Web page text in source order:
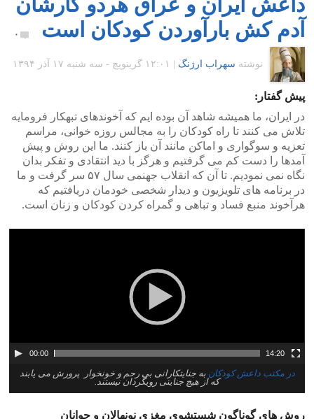
آدم کش بارآوردن کودکان است
۰
نوشته سهراب ارژنگ ۱۲:۰۱ گرينويچ - سه شنبه ۱۷ آذر ۱۳۹۴
پیش گفتار:
در ایران، ما همیشه شاهد آن بوده ایم که آخوندهای تبهکار فرومایه
تلاش می کنند تا راه کودکان را به مجالس روزه خوانی، مراسم
تعزیه و سوگواری و اماکن مانند آن باز کنند. ما این روش و پیش
آمدها را دست کم می گرفتیم و هرگز با دید انتقادی و تفکر بدان
نگاه نمی نمودیم. تا آن که انقلاب جهنمی سال ۵۷ سر گرفت و ما
در برنامه های تلویزیون و دیدار شخصی خودمان دریافتیم که
هرآخوند منبع فساد و تباهی و گمراه کردن کودکان و زنان است.
00:00 14:20
در مکتب داعش کودکان به جنایتکارانی بی رحم و خونخوار پرورش می یابند
که از هیچ جنایتی رویگردان نیستند.
روش های گوناگون شستشوی مغزی نونهالان و جوانان